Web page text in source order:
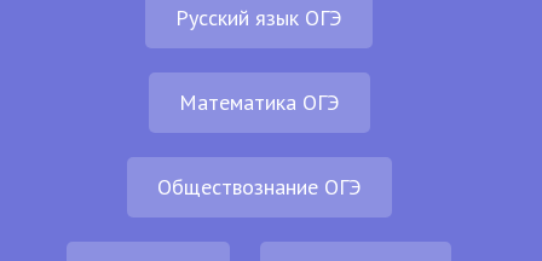
Русский язык ОГЭ
Математика ОГЭ
Обществознание ОГЭ